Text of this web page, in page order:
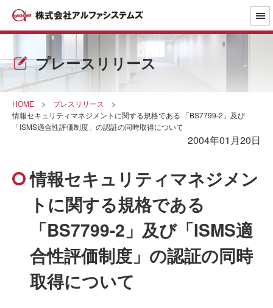
プレースリリース
HOME > プレスリリース
>
情報セキュリティマネジメントに関する規格である 「BS7799-2」及び
「ISMS適合性評価制度」の認証の同時取得について
2004年01月20日
情報セキュリティマネジメン
トに関する規格である
「BS7799-2」及び「ISMS適
合性評価制度」の認証の同時
取得について